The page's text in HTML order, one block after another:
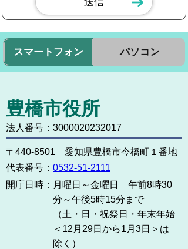
スマートフォン パソコン
豊橋市役所
法人番号：3000020232017
〒440-8501 愛知県豊橋市今橋町１番地
代表番号： 0532-51-2111
開庁日時： 月曜日～金曜日 午前8時30
分～午後5時15分まで
（土・日・祝祭日・年末年始
＜12月29日から1月3日＞は
除く）